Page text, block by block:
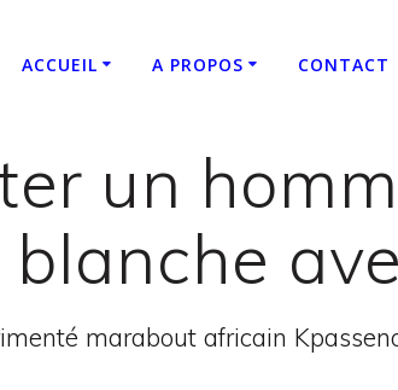
ACCUEIL A PROPOS CONTACT
un
marabout africain